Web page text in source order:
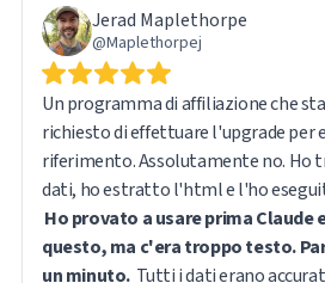
Jerad Maplethorpe
@Maplethorpej
Un programma di affiliazione che
richiesto di effettuare l'upgrade per
riferimento. Assolutamente no. Ho
Ho provato a usare prima Claude
questo, ma c'era troppo testo.
un minuto. Tutti i dati erano